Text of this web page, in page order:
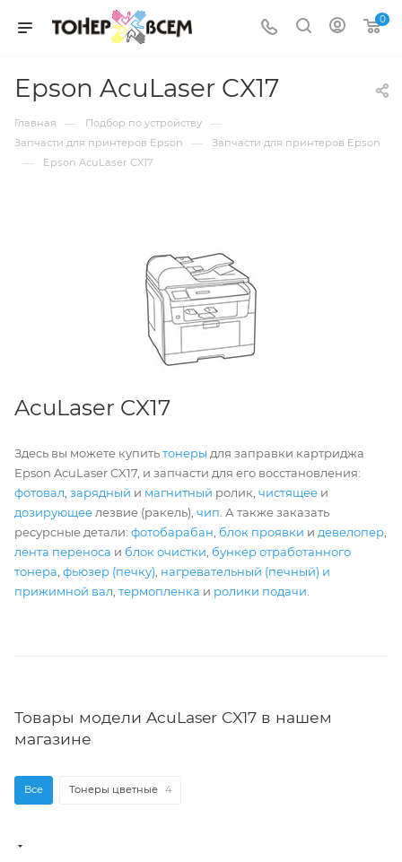
0
Epson AcuLaser CX17
Главная — Подбор по устройству —
Запчасти для принтеров Epson — Запчасти для принтеров Epson
— Epson AcuLaser CX17
AcuLaser CX17
Здесь вы можете купитьтонеры для заправки картриджа
Epson AcuLaser CX17, и запчасти для его восстановления:
фотовал зарядный и магнитный ролик, чистящее и
дозирующее лезвие (ракель), чип . А также заказать
ресурсные детали: фотобарабан блок проявки и девелопер
лента переноса и блок очистки бункер отработанного
тонера фьюзер (печку) нагревательный (печный) и
прижимной вал термопленка и ролики подачи
Товары модели AcuLaser CX17 в нашем
магазине
Все Тонеры цветные 4